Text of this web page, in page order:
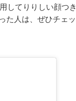
してりりしい顔つき
た人は、ぜひチェッ